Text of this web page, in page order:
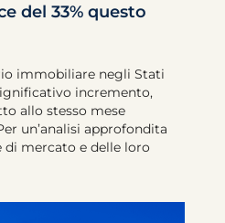
del 33% questo
immobiliare negli Stati
incremento,
allo stesso mese
un’analisi approfondita
mercato e delle loro